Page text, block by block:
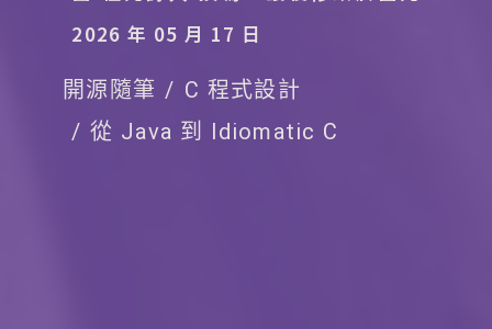
2026 年 05 月 17 日
開源隨筆
C 程式設計
從 Java 到 Idiomatic C